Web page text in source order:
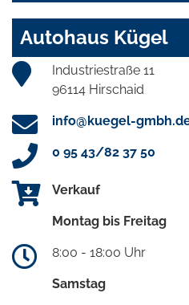
Autohaus Kügel
Industriestraße 11
96114 Hirschaid
info@kuegel-
0 95 43/82 37 50
Verkauf
Montag bis Freitag
8:00 - 18:00 Uhr
Samstag